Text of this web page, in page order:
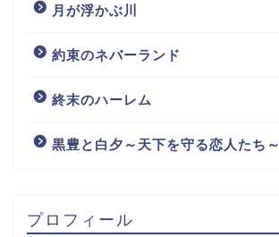
月が浮かぶ川
約束のネバーランド
終末のハーレム
黒豊と白夕～天下を守る恋人たち～
プロフィール